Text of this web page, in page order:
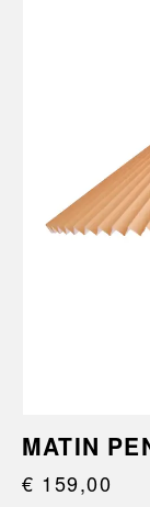
MATIN
€ 159,00